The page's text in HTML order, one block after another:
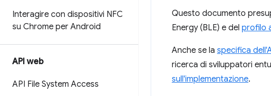
Interagire con dispositivi NFC
su Chrome per Android
API web
API File System Access
Questo documento
Energy (BLE) e del profilo
Anche se la specifica
ricerca di sviluppatori
sull'implementazione.